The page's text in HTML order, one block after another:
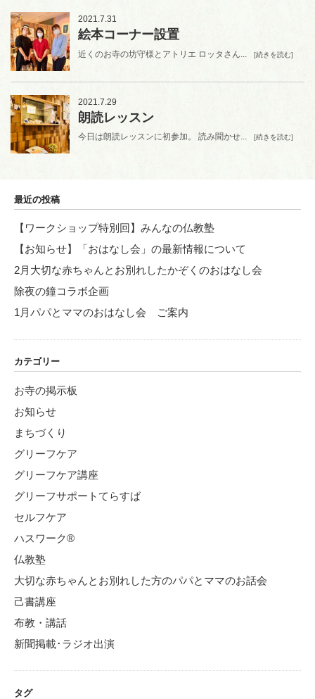
2021.7.31
絵本コーナー設置
近くのお寺の坊守様とアトリエ ロッタさん... [続きを読む]
2021.7.29
朗読レッスン
今日は朗読レッスンに初参加。 読み聞かせ... [続きを読む]
最近の投稿
【ワークショップ特別回】みんなの仏教塾
【お知らせ】「おはなし会」の最新情報について
2月大切な赤ちゃんとお別れしたかぞくのおはなし会
除夜の鐘コラボ企画
1月パパとママのおはなし会 ご案内
カテゴリー
お寺の掲示板
お知らせ
まちづくり
グリーフケア
グリーフケア講座
グリーフサポートてらすば
セルフケア
ハスワーク®
仏教塾
大切な赤ちゃんとお別れした方のパパとママのお話会
己書講座
布教・講話
新聞掲載･ラジオ出演
タグ